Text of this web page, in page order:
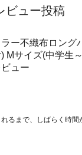
ビュー投稿
ラー不織布ロング
Mサイズ(中学生
ビュー
るまで、しばらく時間